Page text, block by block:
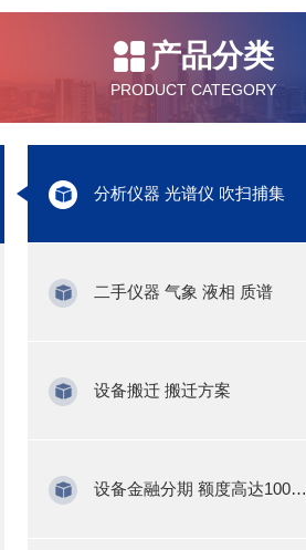
产品分类
PRODUCT CATEGORY
分析仪器 光谱仪 吹扫捕集
二手仪器 气象 液相 质谱
设备搬迁 搬迁方案
设备金融分期 额度高达1000万